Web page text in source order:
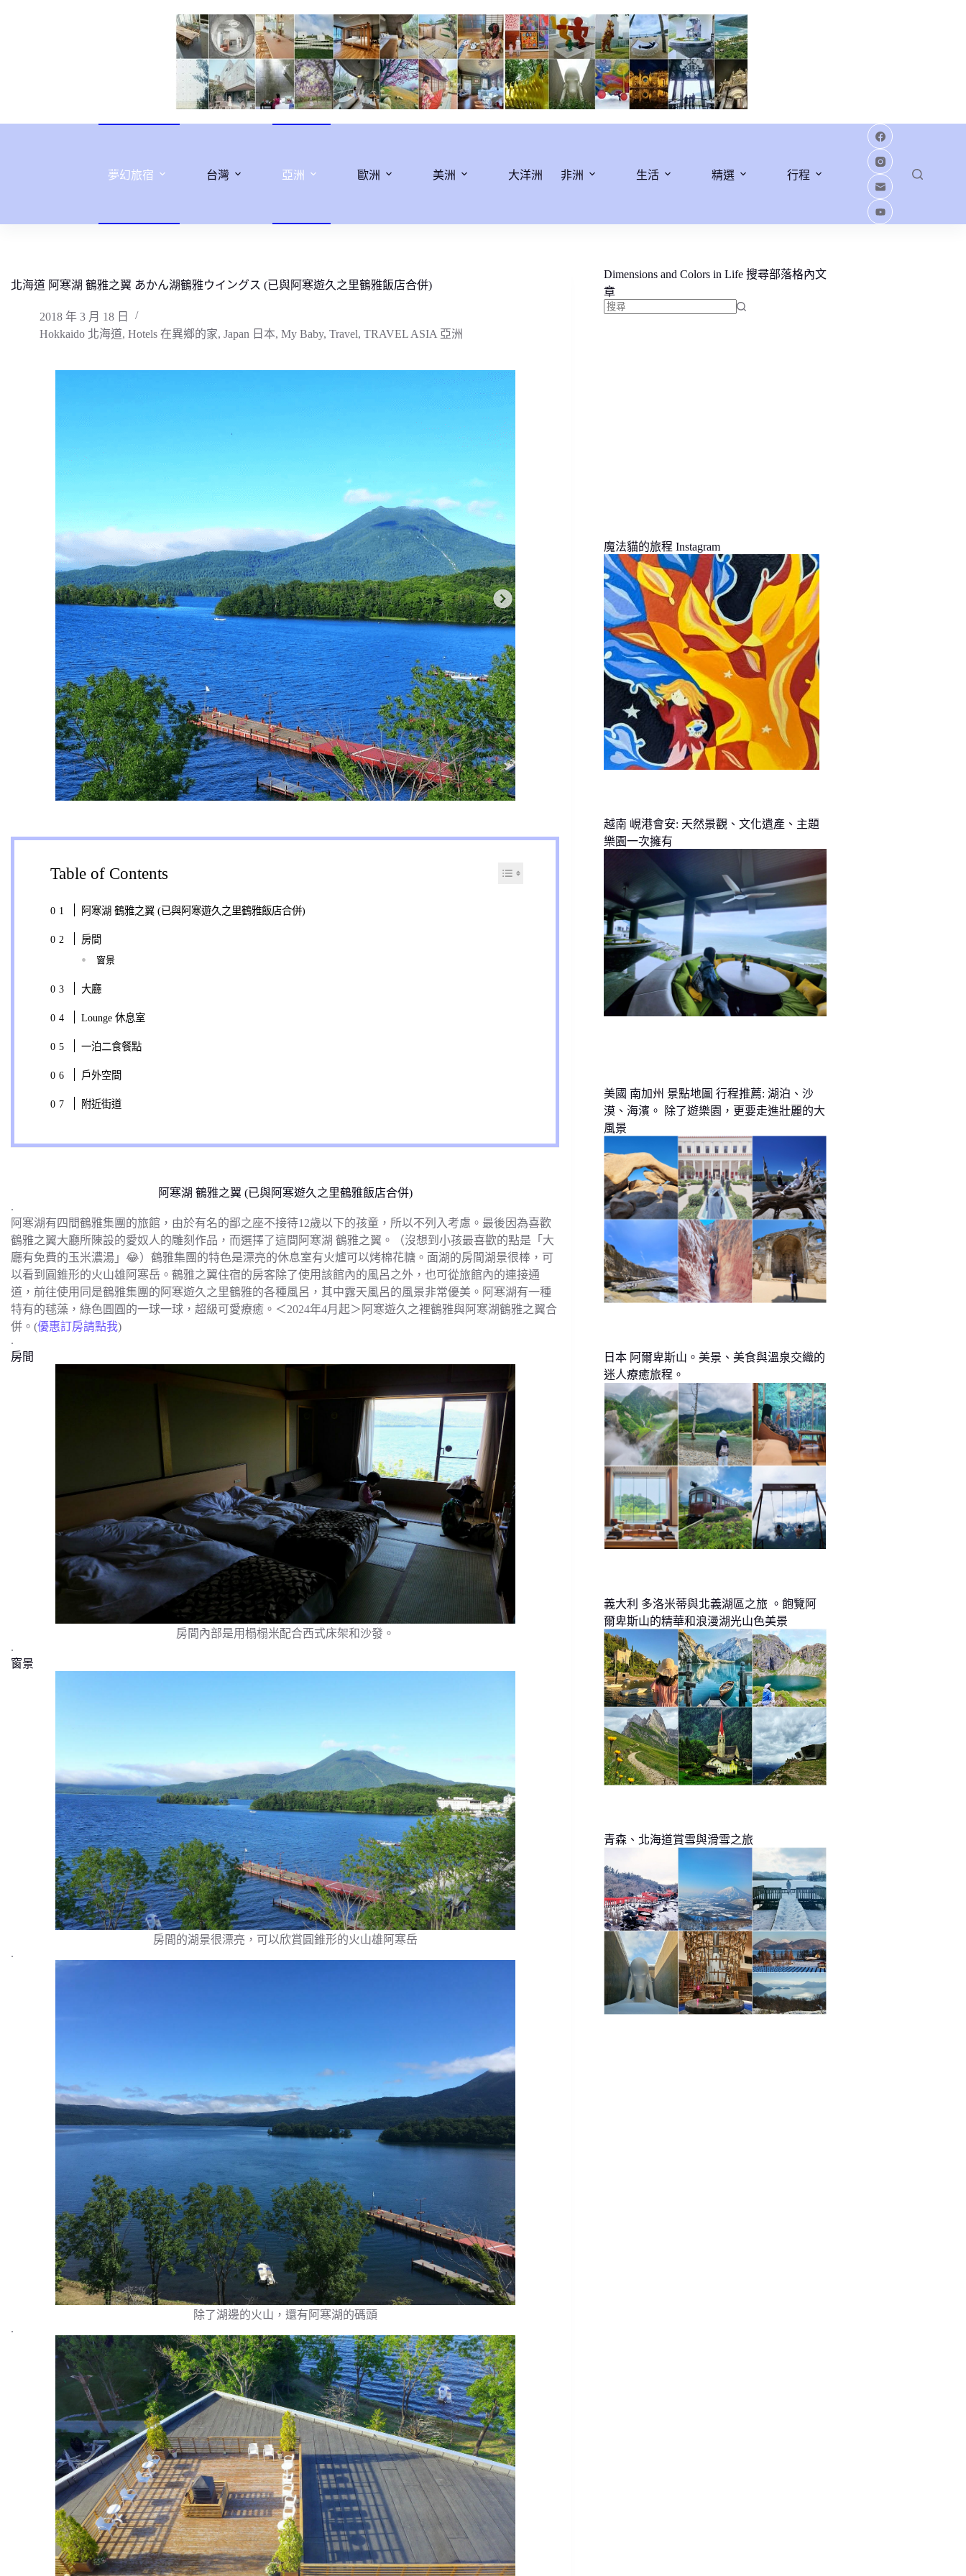
夢幻旅宿 台灣 亞洲 歐洲 美洲 大洋洲 非洲 生活 精選 行程
北海道 阿寒湖 鶴雅之翼 あかん湖鶴雅ウイングス (已與阿寒遊久之里鶴雅飯店合併)
2018 年 3 月 18 日
Hokkaido 北海道, Hotels 在異鄉的家, Japan 日本, My Baby, Travel, TRAVEL ASIA 亞洲
Table of Contents
阿寒湖 鶴雅之翼 (已與阿寒遊久之里鶴雅飯店合併)
房間
窗景
大廳
Lounge 休息室
一泊二食餐點
戶外空間
附近街道
阿寒湖 鶴雅之翼 (已與阿寒遊久之里鶴雅飯店合併)
.
阿寒湖有四間鶴雅集團的旅館，由於有名的鄙之座不接待12歲以下的孩童，所以不列入考慮。最後因為喜歡
鶴雅之翼大廳所陳設的愛奴人的雕刻作品，而選擇了這間阿寒湖 鶴雅之翼。（沒想到小孩最喜歡的點是「大
廳有免費的玉米濃湯」😂）鶴雅集團的特色是漂亮的休息室有火爐可以烤棉花糖。面湖的房間湖景很棒，可
以看到圓錐形的火山雄阿寒岳。鶴雅之翼住宿的房客除了使用該館內的風呂之外，也可從旅館內的連接通
道，前往使用同是鶴雅集團的阿寒遊久之里鶴雅的各種風呂，其中露天風呂的風景非常優美。阿寒湖有一種
特有的毬藻，綠色圓圓的一球一球，超級可愛療癒。＜2024年4月起＞阿寒遊久之裡鶴雅與阿寒湖鶴雅之翼合
併。(優惠訂房請點我)
.
房間
房間內部是用榻榻米配合西式床架和沙發。
.
窗景
房間的湖景很漂亮，可以欣賞圓錐形的火山雄阿寒岳
.
除了湖邊的火山，還有阿寒湖的碼頭
.
Dimensions and Colors in Life 搜尋部落格內文
章
魔法貓的旅程 Instagram
越南 峴港會安: 天然景觀、文化遺產、主題
樂園一次擁有
美國 南加州 景點地圖 行程推薦: 湖泊、沙
漠、海濱。 除了遊樂園，更要走進壯麗的大
風景
日本 阿爾卑斯山。美景、美食與溫泉交織的
迷人療癒旅程。
義大利 多洛米蒂與北義湖區之旅 。飽覽阿
爾卑斯山的精華和浪漫湖光山色美景
青森、北海道賞雪與滑雪之旅